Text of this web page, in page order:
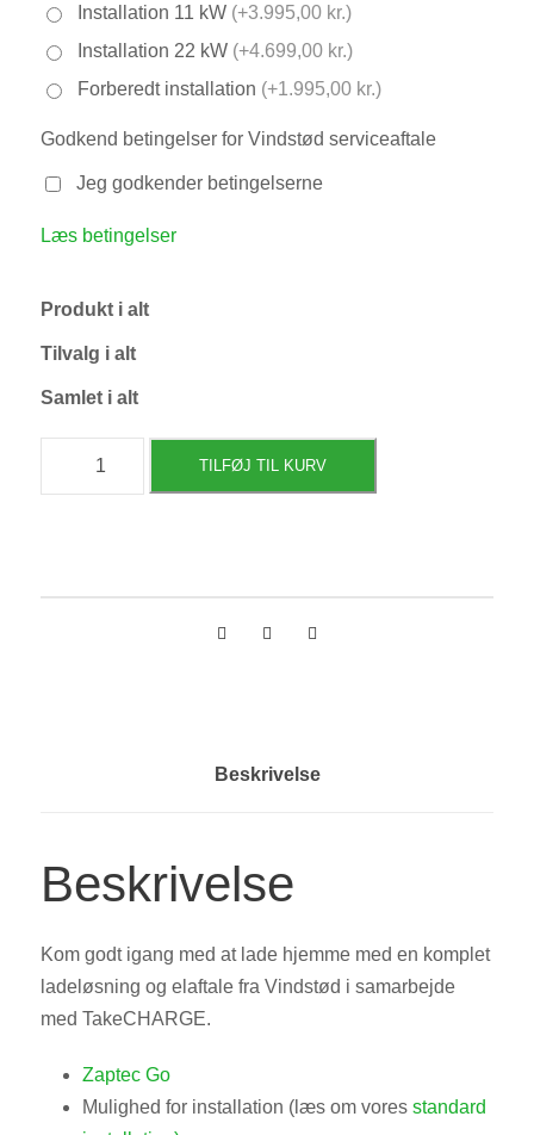
Installation 11 kW (+3.995,00 kr.)
Installation 22 kW (+4.699,00 kr.)
Forberedt installation (+1.995,00 kr.)
Godkend betingelser for Vindstød serviceaftale
Jeg godkender betingelserne
Læs betingelser
Produkt i alt
Tilvalg i alt
Samlet i alt
TILFØJ TIL KURV
Beskrivelse
Beskrivelse
Kom godt igang med at lade hjemme med en komplet
ladeløsning og elaftale fra Vindstød i samarbejde
med TakeCHARGE.
Zaptec Go
Mulighed for installation (læs om vores standard